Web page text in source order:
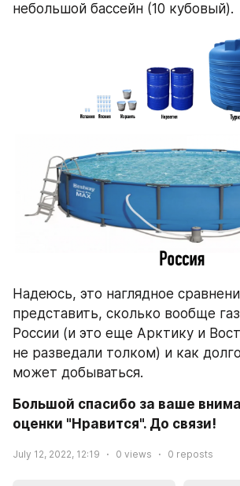
небольшой бассейн (10 кубовый).
Надеюсь, это наглядное
представить, сколько вообще
России (и это еще Арктику и
не разведали толком) и как
может добываться.
Большой спасибо за ваше
оценки "Нравится". До связи!
July 12, 2022, 12:19 0 views 0 reposts